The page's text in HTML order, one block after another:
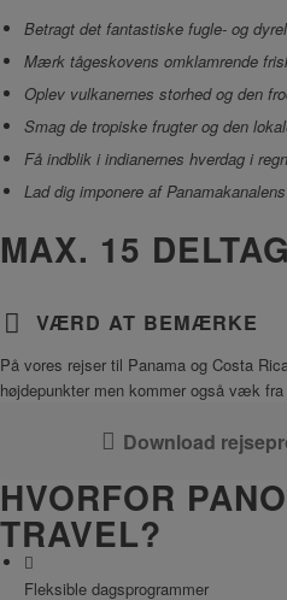
Betragt det fantastiske fugle- og
Mærk tågeskovens omklamrende
Oplev vulkanernes storhed og den
Smag de tropiske frugter og den
Få indblik i indianernes hverdag i
Lad dig imponere af
MAX. 15
VÆRD AT BEMÆRKE
På vores rejser til Panama og Costa
højdepunkter men kommer også væk
Download
HVORFOR
TRAVEL?
Fleksible dagsprogrammer